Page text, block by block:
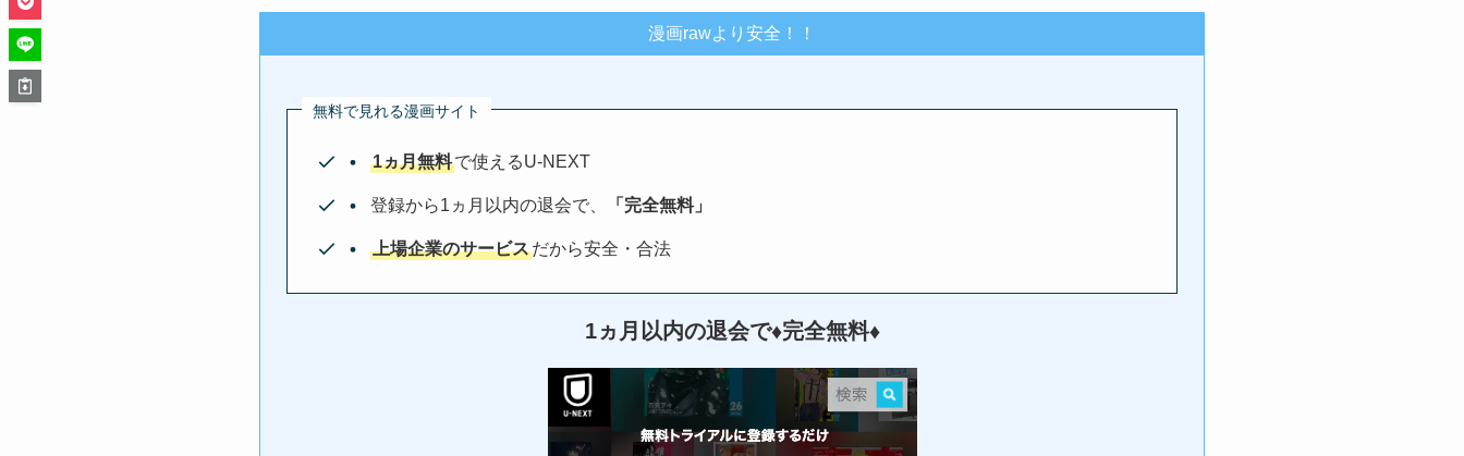
漫画rawより安全！！
無料で見れる漫画サイト
1ヵ月無料で使えるU-NEXT
登録から1ヵ月以内の退会で、 「完全無料」
上場企業のサービスだから安全・合法
1ヵ月以内の退会で♦︎完全無料♦︎